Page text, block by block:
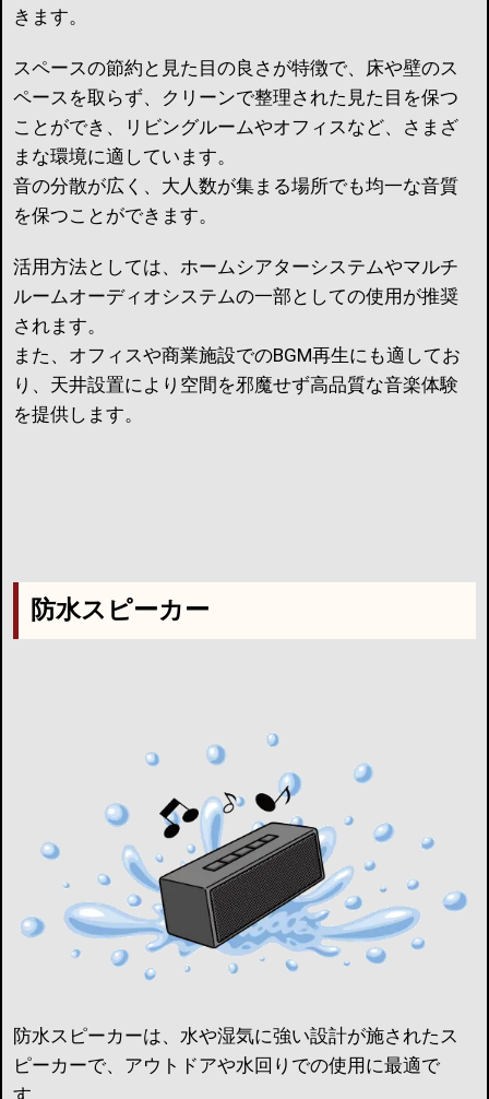
きます。
スペースの節約と見た目の良さが特徴で、床や壁のス
ペースを取らず、クリーンで整理された見た目を保つ
ことができ、リビングルームやオフィスなど、さまざ
まな環境に適しています。
音の分散が広く、大人数が集まる場所でも均一な音質
を保つことができます。
活用方法としては、ホームシアターシステムやマルチ
ルームオーディオシステムの一部としての使用が推奨
されます。
また、オフィスや商業施設でのBGM再生にも適してお
り、天井設置により空間を邪魔せず高品質な音楽体験
を提供します。
防水スピーカー
防水スピーカーは、水や湿気に強い設計が施されたス
ピーカーで、アウトドアや水回りでの使用に最適で
す。